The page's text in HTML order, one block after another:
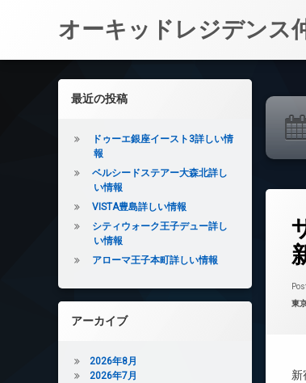
オーキッドレジデンス
カ
東
新
24時
CATV
イン
左サイドバー
最近の投稿
ドゥーエ銀座イースト3詳しい情
報
ベルシードステアー大森北詳し
い情報
VISTA豊島詳しい情報
シティウォーク王子デュー詳し
い情報
アローマ王子本町詳しい情報
アーカイブ
2026年8月
2026年7月